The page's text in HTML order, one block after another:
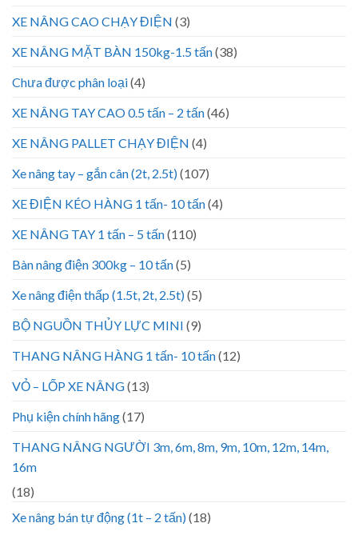
XE NÂNG CAO CHẠY ĐIỆN (3)
XE NÂNG MẶT BÀN 150kg-1.5 tấn(38)
Chưa được phân loại(4)
XE NÂNG TAY CAO 0.5 tấn – 2 tấn(46)
XE NÂNG PALLET CHẠY ĐIỆN (4)
Xe nâng tay – gắn cân (2t, 2.5t)(107)
XE ĐIỆN KÉO HÀNG 1 tấn- 10 tấn(4)
XE NÂNG TAY 1 tấn – 5 tấn(110)
Bàn nâng điện 300kg – 10 tấn(5)
Xe nâng điện thấp (1.5t, 2t, 2.5t)(5)
BỘ NGUỒN THỦY LỰC MINI (9)
THANG NÂNG HÀNG 1 tấn- 10 tấn(12)
VỎ – LỐP XE NÂNG(13)
Phụ kiện chính hãng(17)
THANG NÂNG NGƯỜI 3m, 6m, 8m, 9m, 10m, 12m, 14m,
16m
(18)
Xe nâng bán tự động (1t – 2 tấn)(18)